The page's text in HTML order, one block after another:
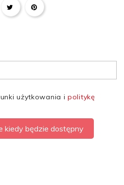
użytkowania ipolitykę
kiedy będzie dostępny